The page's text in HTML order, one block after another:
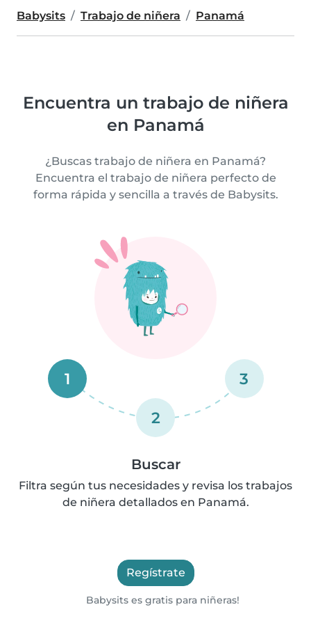
Babysits Trabajo de niñera Panamá
Encuentra un trabajo de niñera
en Panamá
¿Buscas trabajo de niñera en Panamá?
Encuentra el trabajo de niñera perfecto de
forma rápida y sencilla a través de Babysits.
1
2
3
Buscar
Filtra según tus necesidades y revisa los trabajos
de niñera detallados en Panamá.
Regístrate
Babysits es gratis para niñeras!